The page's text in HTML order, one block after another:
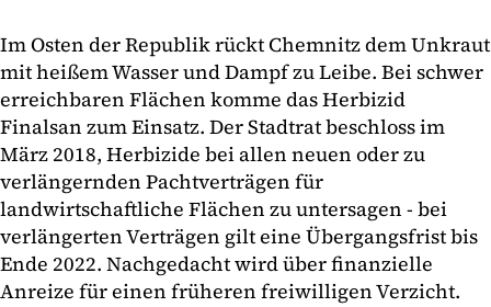
Im Osten der Republik rückt Chemnitz dem Unkraut
mit heißem Wasser und Dampf zu Leibe. Bei schwer
erreichbaren Flächen komme das Herbizid
Finalsan zum Einsatz. Der Stadtrat beschloss im
März 2018, Herbizide bei allen neuen oder zu
verlängernden Pachtverträgen für
landwirtschaftliche Flächen zu untersagen - bei
verlängerten Verträgen gilt eine Übergangsfrist bis
Ende 2022. Nachgedacht wird über finanzielle
Anreize für einen früheren freiwilligen Verzicht.